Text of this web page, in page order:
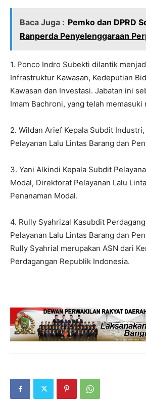
Baca Juga : Pemko dan DPRD
Ranperda Penyelenggaraan
1. Ponco Indro Subekti dilantik
Infrastruktur Kawasan, Kedeputian
Kawasan dan Investasi. Jabatan ini
Imam Bachroni, yang telah memasuki
2. Wildan Arief Kepala Subdit
Pelayanan Lalu Lintas Barang dan
3. Yani Alkindi Kepala Subdit
Modal, Direktorat Pelayanan Lalu
Penanaman Modal.
4. Rully Syahrizal Kasubdit
Pelayanan Lalu Lintas Barang dan
Rully Syahrial merupakan ASN dari
Perdagangan Republik Indonesia.